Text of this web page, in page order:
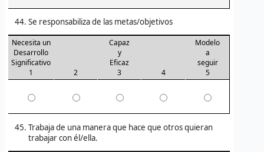
Se responsabiliza de las metas/objetivos
Necesita un
Desarrollo
Significativo
1
2
Capaz
y
Eficaz
3
4
Modelo
a
seguir
5
Trabaja de una manera que hace que otros quieran
trabajar con él/ella.